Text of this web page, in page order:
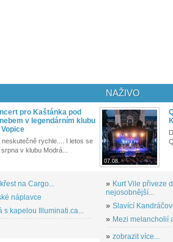
pro Kaštánka pod
v legendárním klubu
neskutečně rychle.... I letos se
v klubu Modrá...
na Cargo...
náplavce
kapelou Illuminati.ca...
NAŽIVO
07.08.
» Kurt Vile přiveze
nejosobnější...
» Slavící
» Mezi melancholií
» zobrazit více...